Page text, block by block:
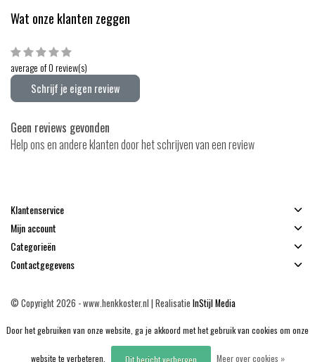
Wat onze klanten zeggen
average of 0 review(s)
Schrijf je eigen review
Geen reviews gevonden
Help ons en andere klanten door het schrijven van een review
Klantenservice
Mijn account
Categorieën
Contactgegevens
© Copyright 2026 - www.henkkoster.nl | Realisatie InStijl Media
Door het gebruiken van onze website, ga je akkoord met het gebruik van cookies om onze
website te verbeteren. Dit bericht verbergen Meer over cookies »